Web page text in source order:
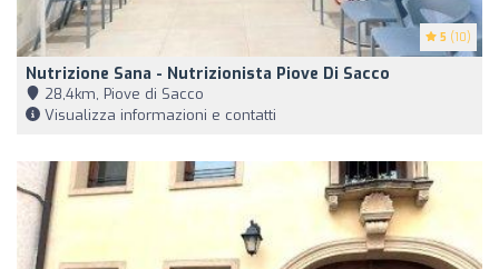
5 (10)
Nutrizione Sana - Nutrizionista Piove Di Sacco
28,4km, Piove di Sacco
Visualizza informazioni e contatti